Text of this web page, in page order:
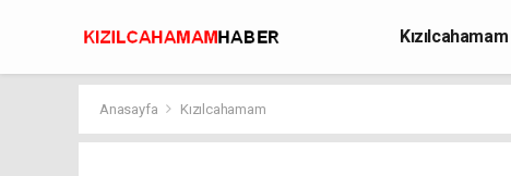
Kızılcahamam
Anasayfa Kızılcahamam